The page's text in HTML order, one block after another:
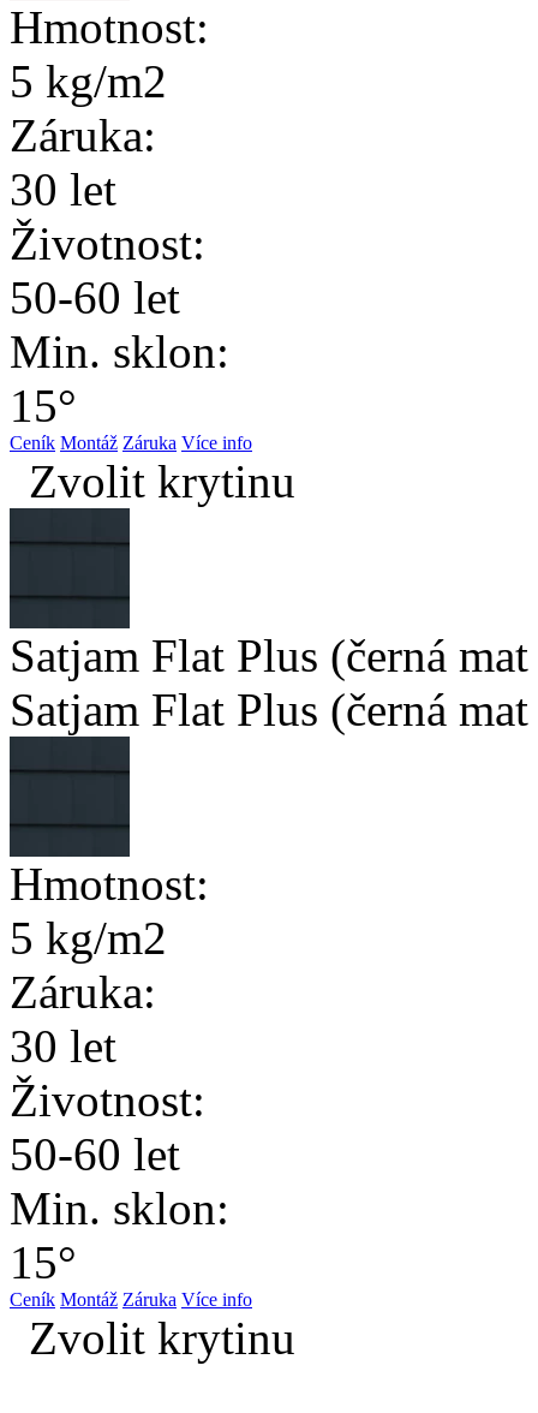
Hmotnost:
5 kg/m2
Záruka:
30 let
Životnost:
50-60 let
Min. sklon:
15°
Ceník Montáž Záruka Více info
Zvolit krytinu
Satjam Flat Plus (černá
Satjam Flat Plus (černá
Hmotnost:
5 kg/m2
Záruka:
30 let
Životnost:
50-60 let
Min. sklon:
15°
Ceník Montáž Záruka Více info
Zvolit krytinu